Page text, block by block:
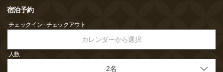
宿泊予約
チェックイン - チェックアウト
カレンダーから選択
人数